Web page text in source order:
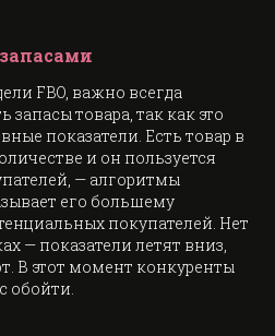
FBO, важно всегда
запасы товара, так как это
показатели. Есть товар в
и он пользуется
— алгоритмы
его большему
покупателей. Нет
— показатели летят вниз,
В этот момент конкуренты
обойти.